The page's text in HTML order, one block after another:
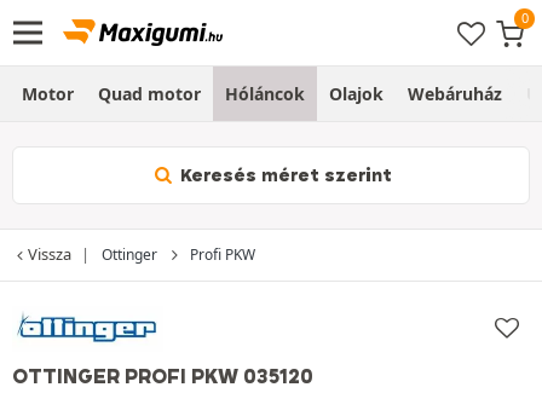
Motor Quad motor Hóláncok Olajok Webáruház
Keresés méret szerint
Vissza Ottinger Profi PKW
OTTINGER PROFI PKW 035120